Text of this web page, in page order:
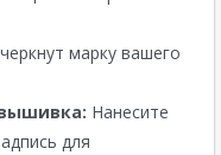
марку вашего
Нанесите
для